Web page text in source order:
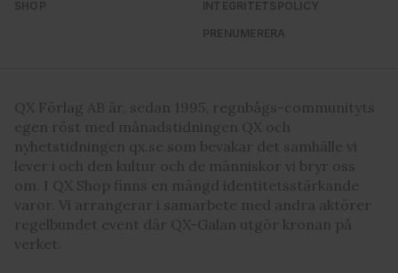
SHOP INTEGRITETSPOLICY
PRENUMERERA
QX Förlag AB är, sedan 1995, regnbågs-communityts
egen röst med månadstidningen QX och
nyhetstidningen qx.se som bevakar det samhälle vi
lever i och den kultur och de människor vi bryr oss
om. I QX Shop finns en mängd identitetsstärkande
varor. Vi arrangerar i samarbete med andra aktörer
regelbundet event där QX-Galan utgör kronan på
verket.